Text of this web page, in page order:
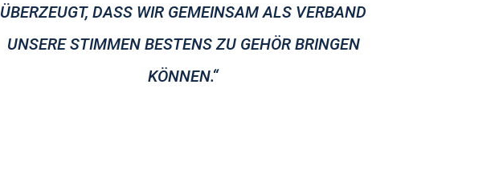
ÜBERZEUGT, DASS WIR GEMEINSAM ALS VERBAND
UNSERE STIMMEN BESTENS ZU GEHÖR BRINGEN
KÖNNEN.“